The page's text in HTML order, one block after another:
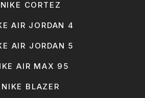
NIKE CORTEZ
AIR JORDAN 4
AIR JORDAN 5
AIR MAX 95
NIKE BLAZER